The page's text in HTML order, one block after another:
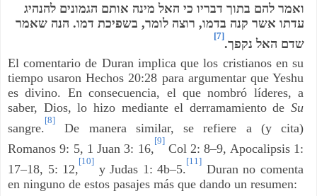
ואמר להם בתוך דבריו כי האל מינה אותם הגמונים להנהיג
עדתו אשר קנה בדמו, רוצה לומר, בשפיכת דמו. הנה שאמר
שדם האל נקפך.
[7]
El comentario de Duran implica que los cristianos en su
tiempo usaron Hechos 20:28 para argumentar que Yeshu
es divino. En consecuencia, el que nombró líderes, a
saber, Dios, lo hizo mediante el derramamiento de Su
sangre.
[8]
De manera similar, se refiere a (y cita)
Romanos 9: 5, 1 Juan 3: 16,
[9]
Col 2: 8–9, Apocalipsis 1:
17–18, 5: 12,
[10]
y Judas 1: 4b–5.
[11]
Duran no comenta
en ninguno de estos pasajes más que dando un resumen: